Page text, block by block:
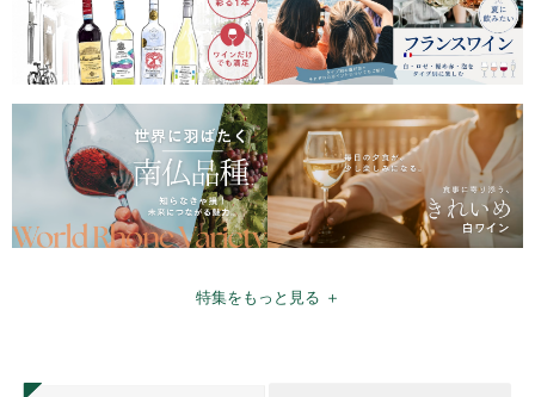
特集をもっと見る ＋